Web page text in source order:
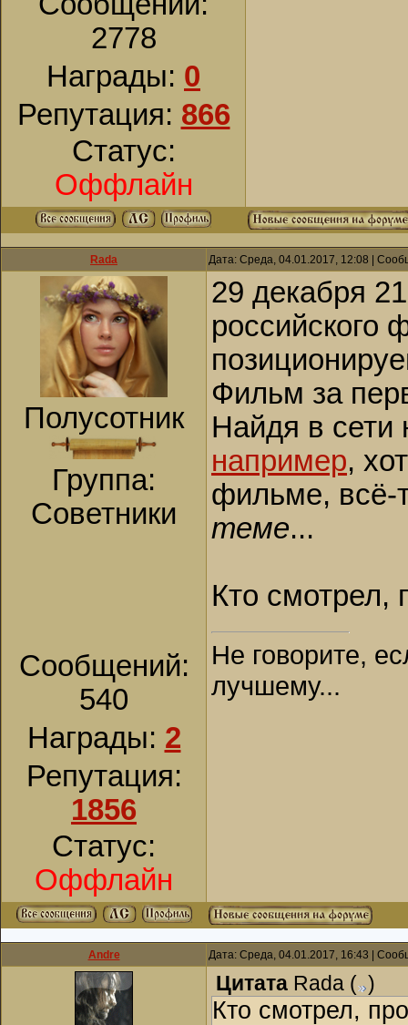
2778
Награды: 0
Репутация: 866
Статус:
Оффлайн
Rada Дата: Среда, 04.01.2017, 12:08 |
Полусотник
Группа:
Советники
Сообщений:
540
Награды: 2
Репутация:
1856
Статус:
Оффлайн
29 декабря
российского
Фильм за
Найдя в сети
например,
фильме, всё-
теме...
Кто смотрел,
Не говорите,
лучшему...
Andre Дата: Среда, 04.01.2017, 16:43 |
Цитата Rada ( )
Кто смотрел,